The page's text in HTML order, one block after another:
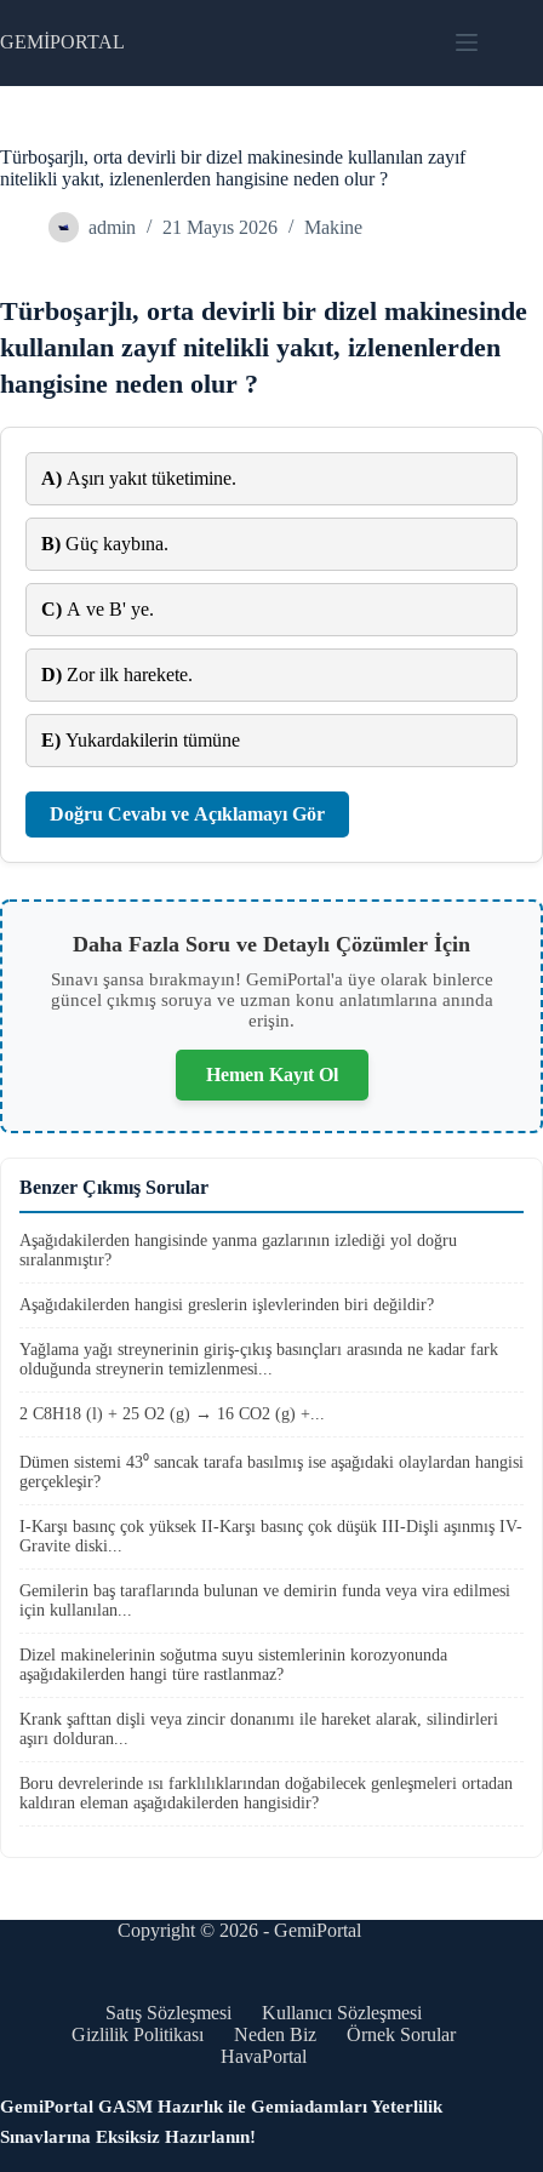
to
content
GEMİPORTAL
Türboşarjlı, orta devirli bir dizel makinesinde kullanılan zayıf
nitelikli yakıt, izlenenlerden hangisine neden olur ?
admin 21 Mayıs 2026 Makine
Türboşarjlı, orta devirli bir dizel makinesinde
kullanılan zayıf nitelikli yakıt, izlenenlerden
hangisine neden olur ?
A) Aşırı yakıt tüketimine.
B) Güç kaybına.
C) A ve B' ye.
D) Zor ilk harekete.
E) Yukardakilerin tümüne
Doğru Cevabı ve Açıklamayı Gör
Daha Fazla Soru ve Detaylı Çözümler İçin
Sınavı şansa bırakmayın! GemiPortal'a üye olarak binlerce
güncel çıkmış soruya ve uzman konu anlatımlarına anında
erişin.
Hemen Kayıt Ol
Benzer Çıkmış Sorular
Aşağıdakilerden hangisinde yanma gazlarının izlediği yol doğru
sıralanmıştır?
Aşağıdakilerden hangisi greslerin işlevlerinden biri değildir?
Yağlama yağı streynerinin giriş-çıkış basınçları arasında ne kadar fark
olduğunda streynerin temizlenmesi...
2 C8H18 (l) + 25 O2 (g) → 16 CO2 (g) +...
Dümen sistemi 43⁰ sancak tarafa basılmış ise aşağıdaki olaylardan hangisi
gerçekleşir?
I-Karşı basınç çok yüksek II-Karşı basınç çok düşük III-Dişli aşınmış IV-
Gravite diski...
Gemilerin baş taraflarında bulunan ve demirin funda veya vira edilmesi
için kullanılan...
Dizel makinelerinin soğutma suyu sistemlerinin korozyonunda
aşağıdakilerden hangi türe rastlanmaz?
Krank şafttan dişli veya zincir donanımı ile hareket alarak, silindirleri
aşırı dolduran...
Boru devrelerinde ısı farklılıklarından doğabilecek genleşmeleri ortadan
kaldıran eleman aşağıdakilerden hangisidir?
Copyright © 2026 - GemiPortal
Satış Sözleşmesi
Kullanıcı Sözleşmesi
Gizlilik Politikası
Neden Biz
Örnek Sorular
HavaPortal
GemiPortal GASM Hazırlık ile Gemiadamları Yeterlilik
Sınavlarına Eksiksiz Hazırlanın!